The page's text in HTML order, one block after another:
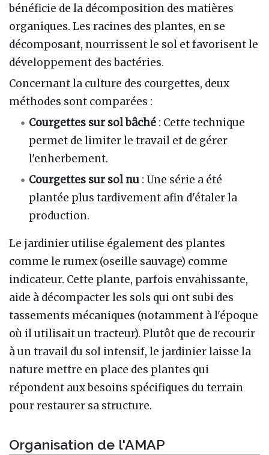
bénéficie de la décomposition des matières
organiques. Les racines des plantes, en se
décomposant, nourrissent le sol et favorisent le
développement des bactéries.
Concernant la culture des courgettes, deux
méthodes sont comparées :
Courgettes sur sol bâché : Cette technique
permet de limiter le travail et de gérer
l'enherbement.
Courgettes sur sol nu : Une série a été
plantée plus tardivement afin d'étaler la
production.
Le jardinier utilise également des plantes
comme le rumex (oseille sauvage) comme
indicateur. Cette plante, parfois envahissante,
aide à décompacter les sols qui ont subi des
tassements mécaniques (notamment à l'époque
où il utilisait un tracteur). Plutôt que de recourir
à un travail du sol intensif, le jardinier laisse la
nature mettre en place des plantes qui
répondent aux besoins spécifiques du terrain
pour restaurer sa structure.
Organisation de l'AMAP